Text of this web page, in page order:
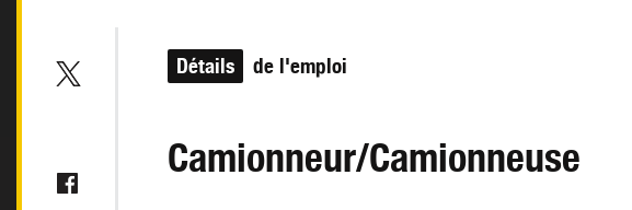
Détails de l'emploi
Camionneur/Camionneuse